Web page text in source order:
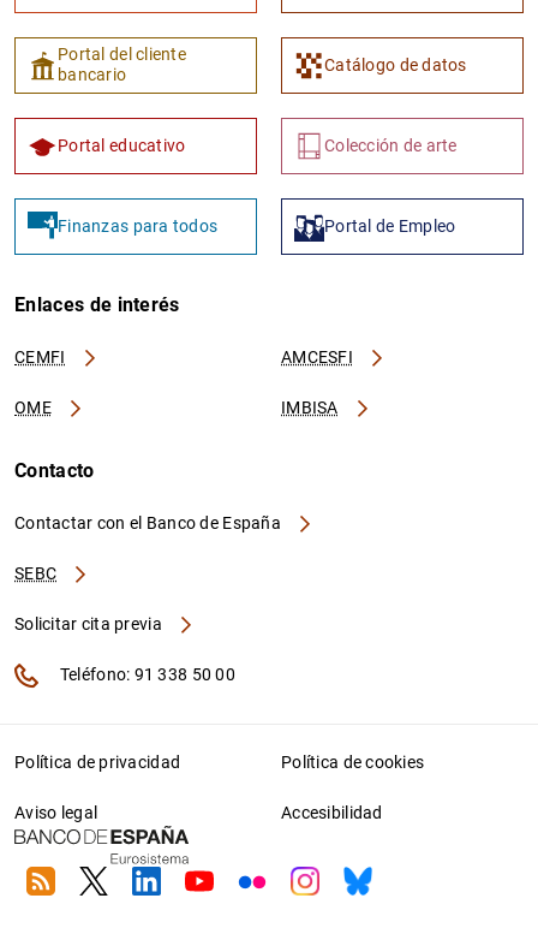
1 2
Portal del cliente
bancario
Catálogo de datos
Portal educativo Colección de arte
Finanzas para todos Portal de Empleo
Enlaces de interés
CEMFI AMCESFI
OME IMBISA
Contacto
Contactar con el Banco de España
SEBC
Solicitar cita previa
Teléfono: 91 338 50 00
Política de privacidad Política de cookies
Aviso legal Accesibilidad
RSS TwitterLinkedin
YoutubeFlickrInstagram
Bluesky